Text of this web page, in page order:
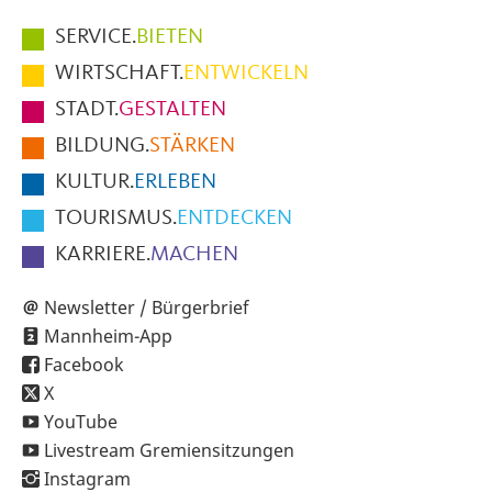
Hauptmenüpunkte
im
Fußbereich
der
Seite
SERVICE.BIETEN
WIRTSCHAFT.ENTWICKELN
STADT.GESTALTEN
BILDUNG.STÄRKEN
KULTUR.ERLEBEN
TOURISMUS.ENTDECKEN
KARRIERE.MACHEN
Newsletter / Bürgerbrief
Mannheim-App
Facebook
X
YouTube
Livestream Gremiensitzungen
Instagram